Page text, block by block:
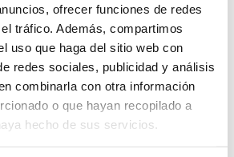
ofrecer funciones de redes
tráfico. Además, compartimos
uso que haga del sitio web con
redes sociales, publicidad y análisis
combinarla con otra información
o que hayan recopilado a
hecho de sus servicios.
eficiente